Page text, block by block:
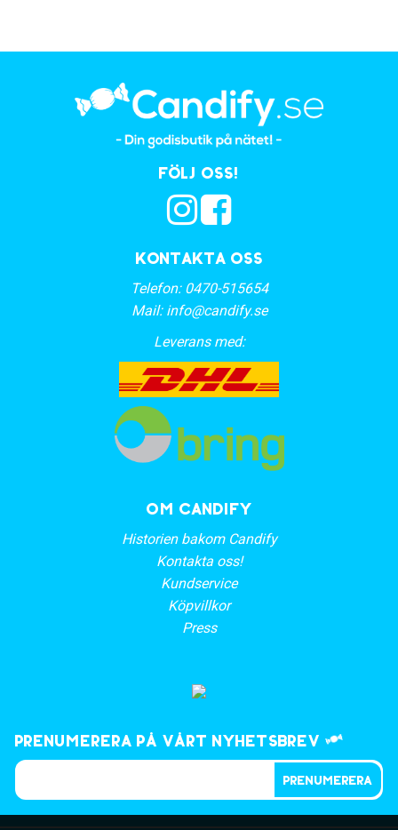
Kontakta oss
Telefon: 0470-515654
Mail: info@candify.se
Leverans med:
Följ oss!
OM CANDIFY
Historien bakom Candify
Kontakta oss!
Kundservice
Köpvillkor
Press
Prenumerera på vårt nyhetsbrev
PRENUMERERA